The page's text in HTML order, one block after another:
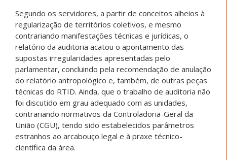
Segundo os servidores, a partir de conceitos alheios à
regularização de territórios coletivos, e mesmo
contrariando manifestações técnicas e jurídicas, o
relatório da auditoria acatou o apontamento das
supostas irregularidades apresentadas pelo
parlamentar, concluindo pela recomendação de anulação
do relatório antropológico e, também, de outras peças
técnicas do RTID. Ainda, que o trabalho de auditoria não
foi discutido em grau adequado com as unidades,
contrariando normativos da Controladoria-Geral da
União (CGU), tendo sido estabelecidos parâmetros
estranhos ao arcabouço legal e à praxe técnico-
científica da área.